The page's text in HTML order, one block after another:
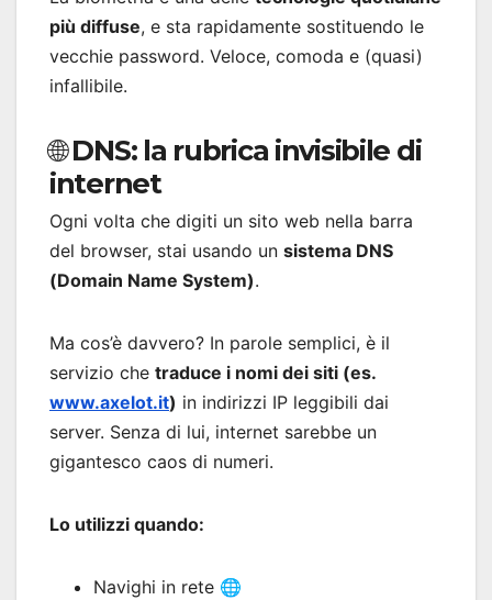
più diffuse, e sta rapidamente sostituendo le
vecchie password. Veloce, comoda e (quasi)
infallibile.
🌐 DNS: la rubrica invisibile di
internet
Ogni volta che digiti un sito web nella barra
del browser, stai usando un sistema DNS
(Domain Name System).
Ma cos’è davvero? In parole semplici, è il
servizio che traduce i nomi dei siti (es.
www.axelot.it) in indirizzi IP leggibili dai
server. Senza di lui, internet sarebbe un
gigantesco caos di numeri.
Lo utilizzi quando:
Navighi in rete 🌐